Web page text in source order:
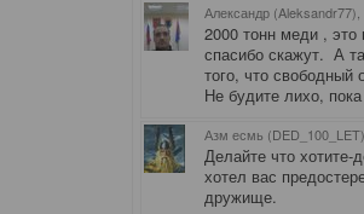
Александр (Aleksandr77),
2000 тонн меди , это
спасибо скажут. А
того, что свободный
Не будите лихо,
Азм есмь
Делайте что
хотел вас
дружище.